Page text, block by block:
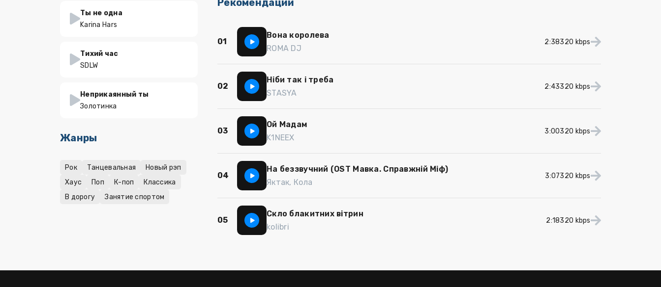
Рекомендации
01
Вона королева
ROMA DJ
2:38320 kbps
02
Ніби так і треба
STASYA
2:43320 kbps
03
Ой Мадам
K1NEEX
3:00320 kbps
04
На беззвучний (OST Мавка. Справжній Міф)
Яктак, Кола
3:07320 kbps
05
Скло блакитних вітрин
kolibri
2:18320 kbps
Ты не одна
Karina Hars
Тихий час
SDLW
Неприкаянный ты
Золотинка
Жанры
Рок Танцевальная
Новый рэп
Хаус
Поп К-поп
Классика
В дорогу
Занятие спортом